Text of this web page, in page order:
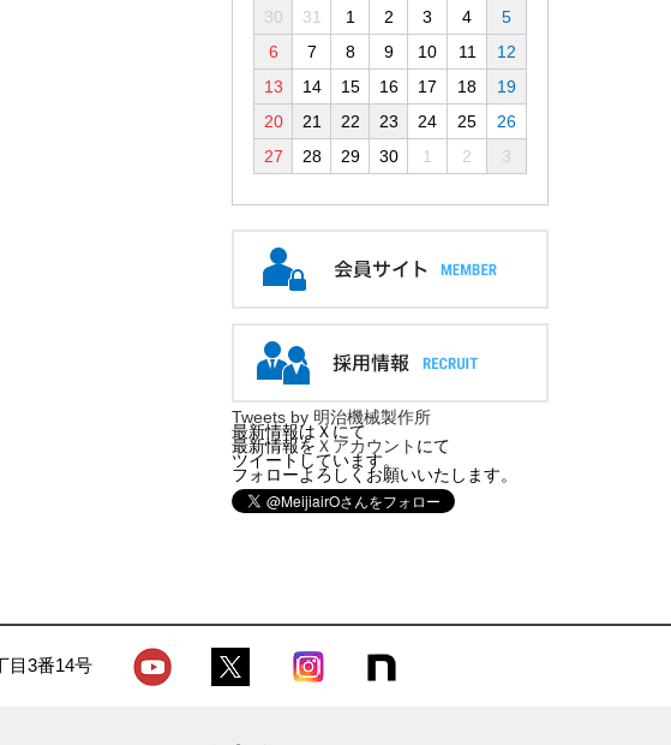
30
31 1 2 3 4
5
6
7 8 9 10 11
12
13
14 15 16 17 18
19
20
21 22 23 24 25
26
27
28 29 30 1 2 3
Tweets by 明治機械製作所
最新情報はＸにて
最新情報を Ｘアカウント にて
ツイートしています。
フォローよろしくお願いいたします。
丁目3番14号